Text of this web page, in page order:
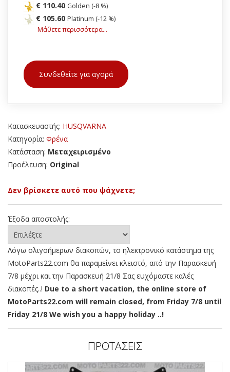
€ 110.40 Golden (-8 %)
€ 105.60 Platinum (-12 %)
Μάθετε περισσότερα...
Συνδεθείτε για αγορά
Κατασκευαστής: HUSQVARNA
Κατηγορία: Φρένα
Κατάσταση: Μεταχειρισμένο
Προέλευση: Original
Δεν βρίσκετε αυτό που ψάχνετε;
Έξοδα αποστολής:
Λόγω ολιγοήμερων διακοπών, το ηλεκτρονικό κατάστημα της
MotoParts22.com θα παραμείνει κλειστό, από την Παρασκευή
7/8 μέχρι και την Παρασκευή 21/8 Σας ευχόμαστε καλές
διακοπές..! Due to a short vacation, the online store of
MotoParts22.com will remain closed, from Friday 7/8 until
Friday 21/8 We wish you a happy holiday ..!
ΠΡΟΤΑΣΕΙΣ